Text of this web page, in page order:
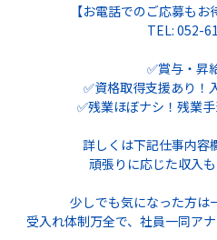
【お電話でのご応募もお
TEL: 052-
✅賞与・昇
✅資格取得支援あり！
✅残業ほぼナシ！残業
詳しくは下記仕事内容
頑張りに応じた収入
少しでも気になった方は
受入れ体制万全で、社員一同ア